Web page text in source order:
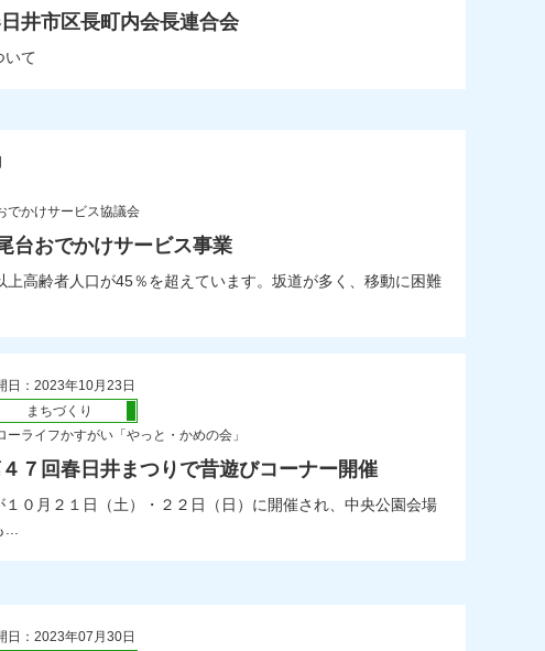
井市区長町内会長連合会
いて
でかけサービス協議会
台おでかけサービス事業
高齢者人口が45％を超えています。坂道が多く、移動に困難
日：2023年10月23日
まちづくり
ーライフかすがい「やっと・かめの会」
７回春日井まつりで昔遊びコーナー開催
０月２１日（土）・２２日（日）に開催され、中央公園会場
日：2023年07月30日